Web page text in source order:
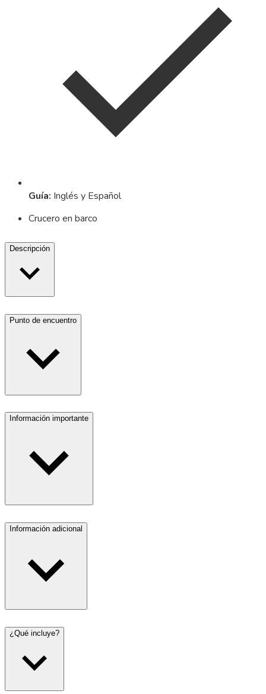
Guía: Inglés y Español
Crucero en barco
Descripción
Punto de encuentro
Información importante
Información adicional
¿Qué incluye?